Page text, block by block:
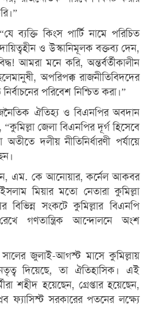
ব্যক্তি কিংস পার্টি নামে পরিচিত
ও উস্কানিমূলক বক্তব্য দেন,
আমরা মনে করি, অন্তর্বর্তীকালীন
অপরিপক্ক রাজনীতিবিদদের
পরিবেশ নিশ্চিত করা।”
ঐতিহ্য ও বিএনপির অবদান
জেলা বিএনপির দূর্গ হিসেবে
দলীয় নীতিনির্ধারণী পর্যায়ে
এম. কে আনোয়ার, কর্নেল আকবর
মিয়ার মতো নেতারা কুমিল্লা
সংকটে কুমিল্লার বিএনপি
গণতান্ত্রিক আন্দোলনে অংশ
জুলাই-আগস্ট মাসে কুমিল্লায়
দিয়েছে, তা ঐতিহাসিক। এই
শহীদ হয়েছেন, গ্রেপ্তার হয়েছেন,
ফ্যাসিস্ট সরকারের পতনের লক্ষ্যে